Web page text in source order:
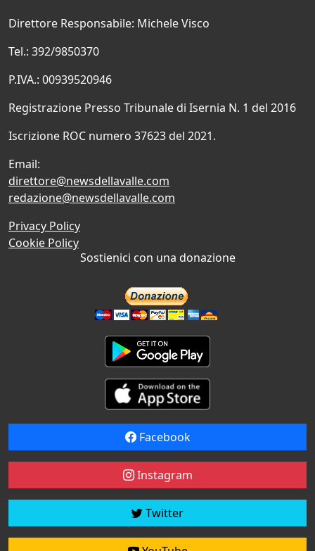
Direttore Responsabile: Michele Visco
Tel.: 392/9850370
P.IVA.: 00939520946
Registrazione Presso Tribunale di Isernia N. 1 del 2016
Iscrizione ROC numero 37623 del 2021.
Email:
direttore@newsdellavalle.com
redazione@newsdellavalle.com
Privacy Policy
Cookie Policy
Sostienici con una donazione
Facebook
Instagram
Twitter